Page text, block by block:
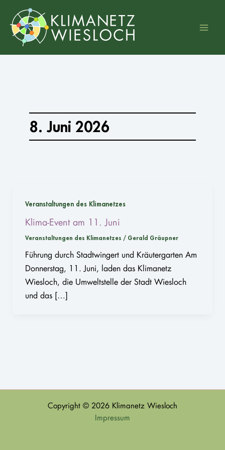
Inhalt
springen
8. Juni 2026
Veranstaltungen des Klimanetzes
Klima-Event am 11. Juni
Veranstaltungen des Klimanetzes / Gerald Gräupner
Führung durch Stadtwingert und Kräutergarten Am
Donnerstag, 11. Juni, laden das Klimanetz
Wiesloch, die Umweltstelle der Stadt Wiesloch
und das […]
Copyright © 2026 Klimanetz Wiesloch
Impressum